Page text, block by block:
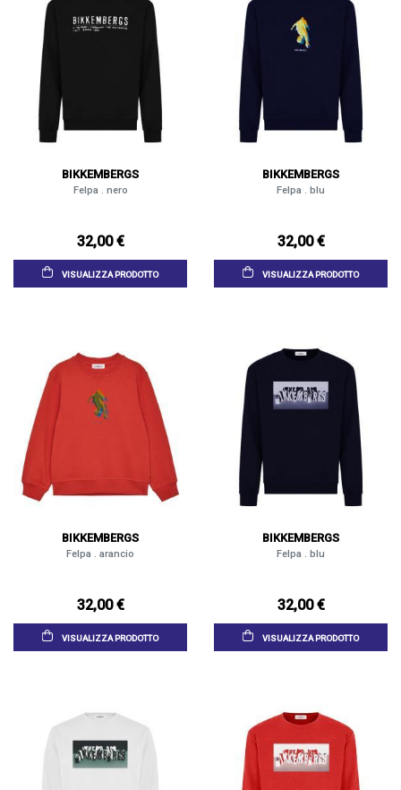
BIKKEMBERGS
Felpa . nero
32,00 €
VISUALIZZA PRODOTTO
BIKKEMBERGS
Felpa . blu
32,00 €
VISUALIZZA PRODOTTO
BIKKEMBERGS
Felpa . arancio
32,00 €
VISUALIZZA PRODOTTO
BIKKEMBERGS
Felpa . blu
32,00 €
VISUALIZZA PRODOTTO